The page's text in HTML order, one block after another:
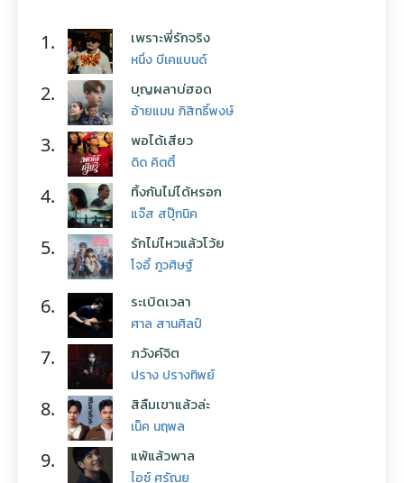
1. เพราะพี่รักจริง
หนึ่ง บีเคแบนด์
2. บุญผลาบ่ฮอด
อ้ายแมน ภิสิทธิ์พงษ์
3. พอได้เสียว
ดิด คิตตี้
4. ทิ้งกันไม่ได้หรอก
แจ๊ส สปุ๊กนิค
5. รักไม่ไหวแล้วโว้ย
โจอี้ ภูวศิษฐ์
6. ระเบิดเวลา
ศาล สานศิลป์
7. ภวังค์จิต
ปราง ปรางทิพย์
8. สิลืมเขาแล้วล่ะ
เน็ค นฤพล
9. แพ้แล้วพาล
ไอซ์ ศรัณยู